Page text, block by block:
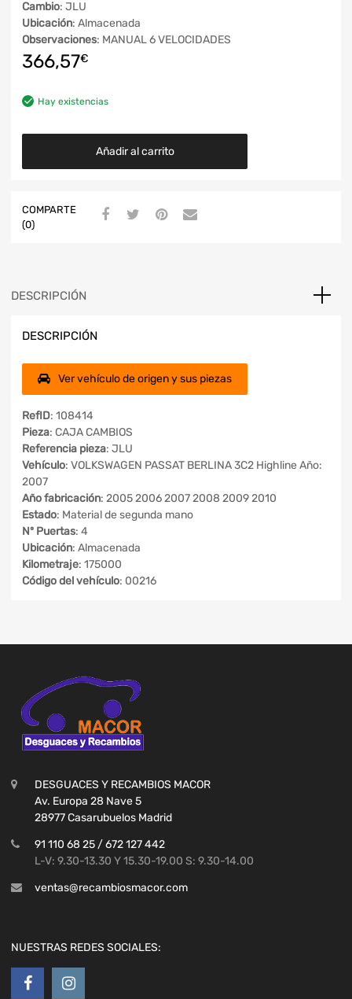
Cambio: JLU
Ubicación: Almacenada
Observaciones: MANUAL 6 VELOCIDADES
366,57€
Hay existencias
Añadir al carrito
COMPARTE
(0)
DESCRIPCIÓN
DESCRIPCIÓN
Ver vehículo de origen y sus piezas
RefID: 108414
Pieza: CAJA CAMBIOS
Referencia pieza: JLU
Vehículo: VOLKSWAGEN PASSAT BERLINA 3C2 Highline Año:
2007
Año fabricación: 2005 2006 2007 2008 2009 2010
Estado: Material de segunda mano
Nº Puertas: 4
Ubicación: Almacenada
Kilometraje: 175000
Código del vehículo: 00216
DESGUACES Y RECAMBIOS MACOR
Av. Europa 28 Nave 5
28977 Casarubuelos Madrid
91 110 68 25 / 672 127 442
L-V: 9.30-13.30 Y 15.30-19.00 S: 9.30-14.00
ventas@recambiosmacor.com
NUESTRAS REDES SOCIALES: